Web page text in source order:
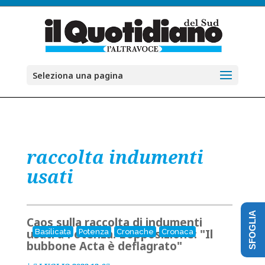
Seleziona una pagina
raccolta indumenti
usati
Basilicata Potenza Cronache Cronaca
Caos sulla raccolta di indumenti
usati a Potenza. L'opposizione: "Il
bubbone Acta è deflagrato" SFOGLIA